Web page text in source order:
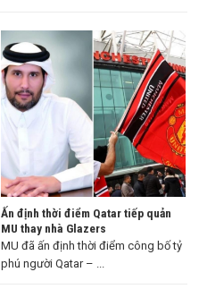
Ấn định thời điểm Qatar tiếp quản
MU thay nhà Glazers
MU đã ấn định thời điểm công bố tỷ
phú người Qatar – ...